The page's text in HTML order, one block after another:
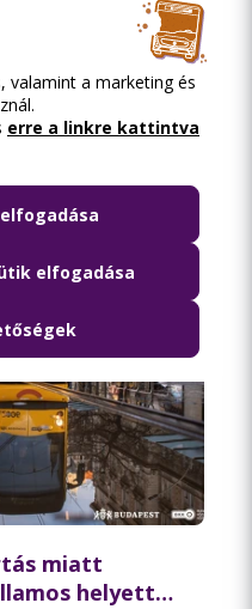
helyett két
miatt
helyett
valamint a marketing és
erre a linkre kattintva
elfogadása